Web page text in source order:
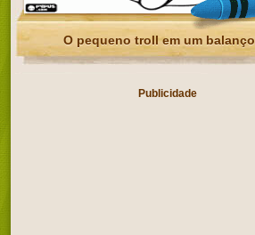
O pequeno troll em um balanço
Publicidade